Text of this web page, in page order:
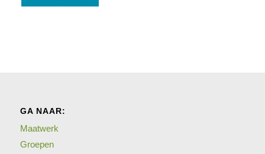
GA NAAR:
Maatwerk
Groepen